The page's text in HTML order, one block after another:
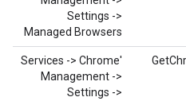
Settings ->
Managed Browsers
‫'Services -> Chrome
Management ->
Settings ->